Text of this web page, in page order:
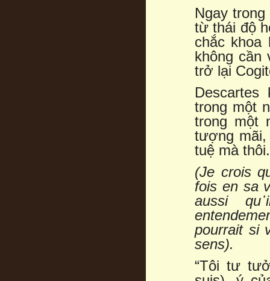
Ngay
từ thái độ
chắc
không cần
trở lại
trong một
trong một
tượng mãi,
tuệ mà thôi.
(Je crois
fois en sa
aussi qu᾿
pourrait si
sens).
“Tôi tư